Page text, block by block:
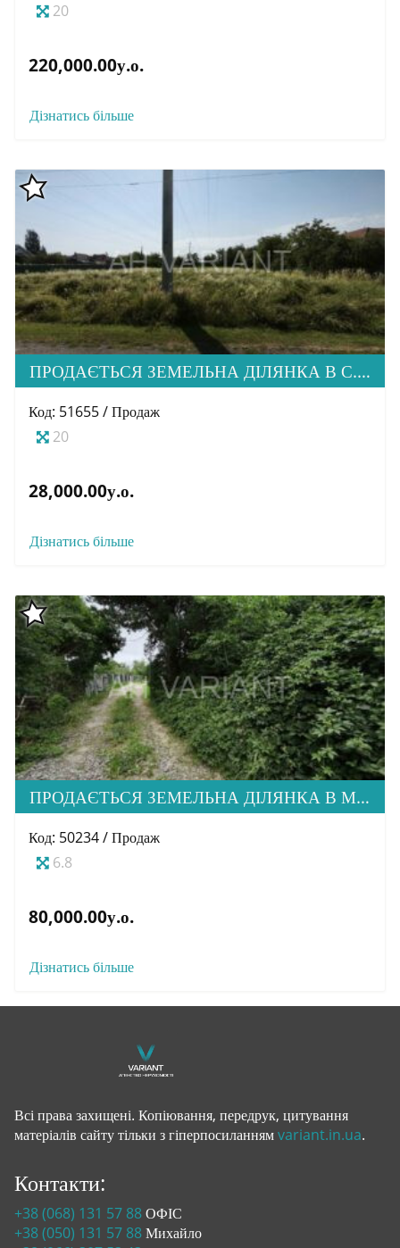
20
220,000.00у.о.
Дізнатись більше
ПРОДАЄТЬСЯ ЗЕМЕЛЬНА ДІЛЯНКА В С. СТОРОЖНИЦЯ
Код: 51655 / Продаж
20
28,000.00у.о.
Дізнатись більше
ПРОДАЄТЬСЯ ЗЕМЕЛЬНА ДІЛЯНКА В М. УЖГОРОД
Код: 50234 / Продаж
6.8
80,000.00у.о.
Дізнатись більше
Всі права захищені. Копіювання, передрук, цитування
матеріалів сайту тільки з гіперпосиланнямvariant.in.ua.
Контакти:
+38 (068) 131 57 88ОФІС
+38 (050) 131 57 88Михайло